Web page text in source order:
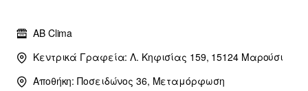
AB Clima
Κεντρικά Γραφεία: Λ. Κηφισίας 159, 15124 Μαρούσι
Αποθήκη: Ποσειδώνος 36, Μεταμόρφωση